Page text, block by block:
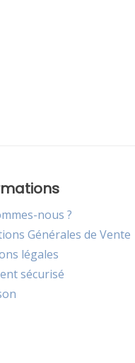
nous ?
Générales de Vente
légales
sécurisé